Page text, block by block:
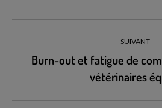
SUIVANT
Burn-out et fatigue de
vétérinaires